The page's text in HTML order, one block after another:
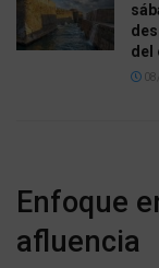
del
Enfoque
afluencia